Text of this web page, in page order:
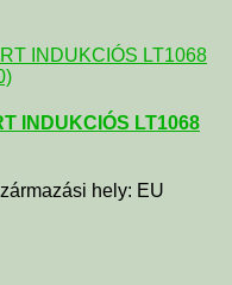
INDUKCIÓS LT1068
hely: EU